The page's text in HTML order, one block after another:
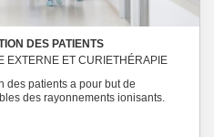
DES PATIENTS
EXTERNE ET CURIETHÉRAPIE
des patients a pour but de
des rayonnements ionisants.